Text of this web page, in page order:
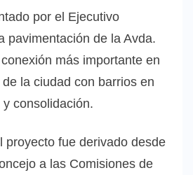
por el Ejecutivo
pavimentación de la Avda.
más importante en
la ciudad con barrios en
consolidación.
proyecto fue derivado desde
a las Comisiones de